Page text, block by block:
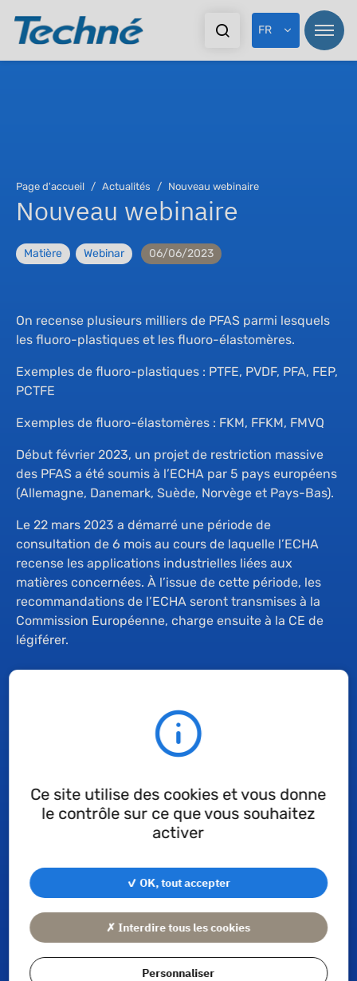
FR
Page d'accueil Actualités Nouveau webinaire
Nouveau webinaire
Matière Webinar 06/06/2023
On recense plusieurs milliers de PFAS parmi lesquels
les fluoro-plastiques et les fluoro-élastomères.
Exemples de fluoro-plastiques : PTFE, PVDF, PFA, FEP,
PCTFE
Exemples de fluoro-élastomères : FKM, FFKM, FMVQ
Début février 2023, un projet de restriction massive
des PFAS a été soumis à l’ECHA par 5 pays européens
(Allemagne, Danemark, Suède, Norvège et Pays-Bas).
Le 22 mars 2023 a démarré une période de
consultation de 6 mois au cours de laquelle l’ECHA
recense les applications industrielles liées aux
matières concernées. À l’issue de cette période, les
recommandations de l’ECHA seront transmises à la
Commission Européenne, charge ensuite à la CE de
légiférer.
forte restriction, voire une interdiction totale des
PFAS. A court ou moyen terme, le monde de
l’étanchéité sera impacté.
Ce site utilise des cookies et vous donne
le contrôle sur ce que vous souhaitez
activer
✓ OK, tout accepter
✗ Interdire tous les cookies
Personnaliser